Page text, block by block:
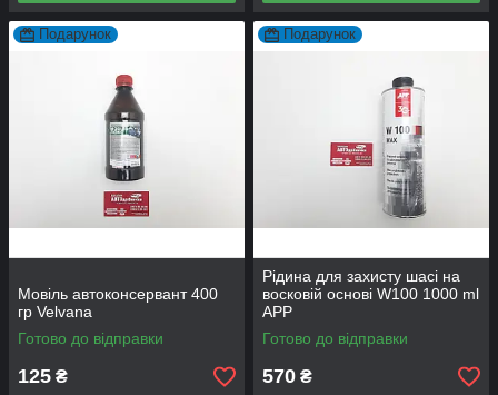
Подарунок
Мовіль автоконсервант 400
гр Velvana
Готово до відправки
125 ₴
Подарунок
Рідина для захисту шасі на
восковій основі W100 1000 ml
APP
Готово до відправки
570 ₴